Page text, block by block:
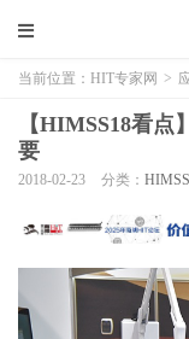
当前位置： HIT专家网 >
【HIMSS18看
要
2018-02-23 分类：